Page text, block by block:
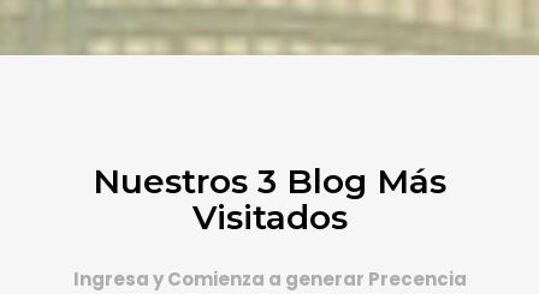
Nuestros 3 Blog Más
Visitados
Ingresa y Comienza a generar Precencia